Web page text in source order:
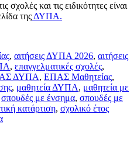
σχολές και τις ειδικότητες είναι
τηςΔΥΠΑ.
, αιτήσεις ΔΥΠΑ 2026, αιτήσεις
, επαγγελματικές σχολές,
ΔΥΠΑ, ΕΠΑΣ Μαθητείας,
, μαθητεία ΔΥΠΑ, μαθητεία με
σπουδές με ένσημα, σπουδές με
κατάρτιση, σχολικό έτος